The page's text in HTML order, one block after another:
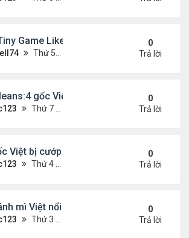
Game Like Eggy Car Turned My Chill
Thứ 5 Tháng 1 29, 2026 12:18 am
0
Trả lời
gốc Việt bị bắt vì buôn bán 400
Thứ 7 Tháng 1 24, 2026 5:06 pm
0
Trả lời
Việt bị cướp sát hại khi bán hàng qua
Thứ 4 Tháng 1 21, 2026 7:08 pm
0
Trả lời
mì Việt nổi tiếng ở Australia đóng cửa
Thứ 3 Tháng 1 20, 2026 3:10 pm
0
Trả lời